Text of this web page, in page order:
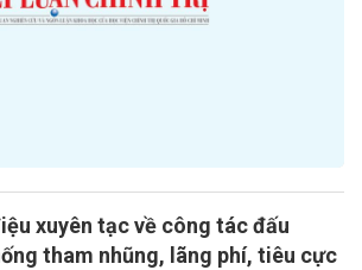
xuyên tạc về công tác đấu
tham nhũng, lãng phí, tiêu cực